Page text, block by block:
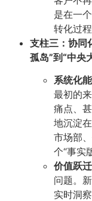
是在一
转化过
支柱三：协同
孤岛”到“中央
系统化
最初的
痛点、
地沉淀
市场部
个“事实
价值跃迁
问题。
实时洞